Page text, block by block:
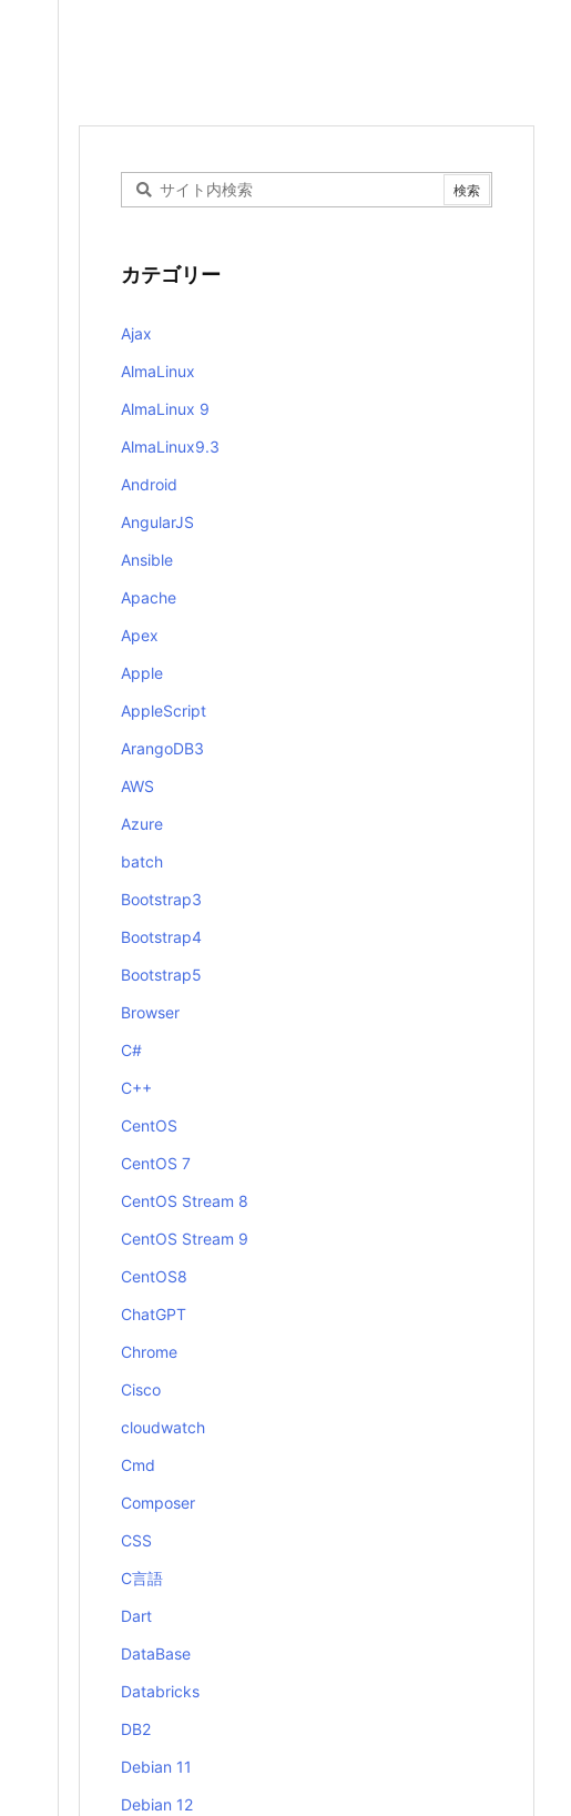
カテゴリー
Ajax
AlmaLinux
AlmaLinux 9
AlmaLinux9.3
Android
AngularJS
Ansible
Apache
Apex
Apple
AppleScript
ArangoDB3
AWS
Azure
batch
Bootstrap3
Bootstrap4
Bootstrap5
Browser
C#
C++
CentOS
CentOS 7
CentOS Stream 8
CentOS Stream 9
CentOS8
ChatGPT
Chrome
Cisco
cloudwatch
Cmd
Composer
CSS
C言語
Dart
DataBase
Databricks
DB2
Debian 11
Debian 12